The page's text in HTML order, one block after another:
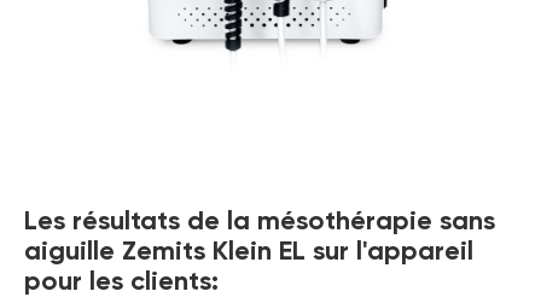
Les résultats de la mésothérapie sans
aiguille Zemits Klein EL sur l'appareil
pour les clients: